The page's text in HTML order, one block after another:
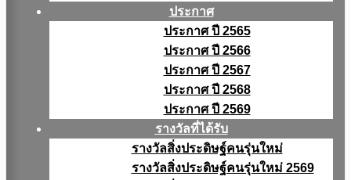
ประกาศ
ประกาศ ปี 2565
ประกาศ ปี 2566
ประกาศ ปี 2567
ประกาศ ปี 2568
ประกาศ ปี 2569
รางวัลที่ได้รับ
รางวัลสิ่งประดิษฐ์คนรุ่นใหม่
รางวัลสิ่งประดิษฐ์คนรุ่นใหม่ 2569